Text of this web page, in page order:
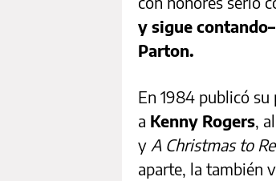
y sigue
Parton.
En 1984 publicó
a Kenny Rogers,
y A Christmas to
aparte, la también